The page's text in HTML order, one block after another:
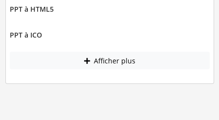
PPT à HTML5
PPT à ICO
Afficher plus